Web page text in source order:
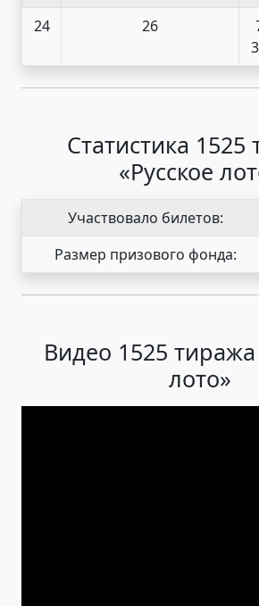
24 26
Статистика 1525
«Русское
Участвовало билетов:
Размер призового фонда:
Видео 1525 тиража
лото»